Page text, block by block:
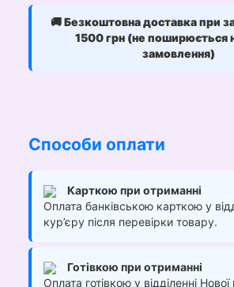
🚚Безкоштовна доставка при
1500 грн (не поширюється
замовлення)
Способи оплати
Карткою при отриманні
Оплата банківською карткою у
кур’єру після перевірки товару.
Готівкою при отриманні
Оплата готівкою у відділенні